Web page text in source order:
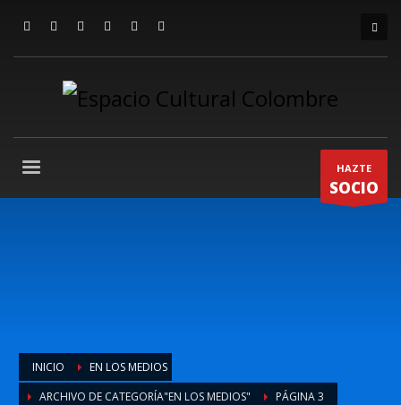
HAZTE
SOCIO
INICIO
EN LOS MEDIOS
ARCHIVO DE CATEGORÍA"EN LOS MEDIOS"
PÁGINA 3